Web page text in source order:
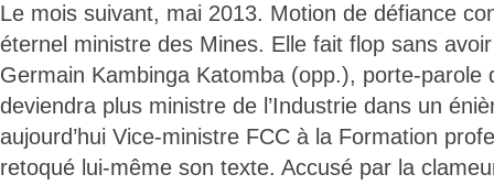
Le mois suivant, mai 2013. Motion de défiance
éternel ministre des Mines. Elle fait flop sans
Germain Kambinga Katomba (opp.), porte-parole
deviendra plus ministre de l’Industrie dans un
aujourd’hui Vice-ministre FCC à la Formation
retoqué lui-même son texte. Accusé par la